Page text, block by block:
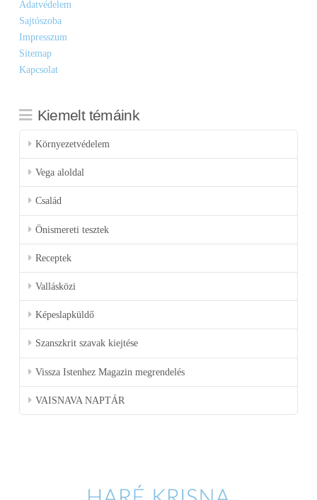
Adatvédelem
Sajtószoba
Impresszum
Sitemap
Kapcsolat
Kiemelt témáink
Környezetvédelem
Vega aloldal
Család
Önismereti tesztek
Receptek
Vallásközi
Képeslapküldő
Szanszkrit szavak kiejtése
Vissza Istenhez Magazin megrendelés
VAISNAVA NAPTÁR